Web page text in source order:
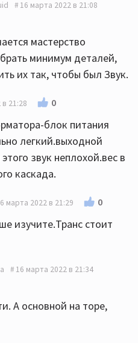
16 марта 2022 в 21:08
мастерство
минимум деталей,
их так, чтобы был Звук.
21:28 0
блок питания
легкий.выходной
звук неплохой.вес в
каскада.
марта 2022 в 21:29 0
изучите.Транс стоит
16 марта 2022 в 21:34
А основной на торе,